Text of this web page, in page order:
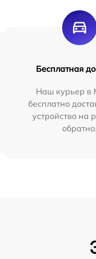
Бесплатная
Наш курьер в
бесплатно
устройство на
обратно.